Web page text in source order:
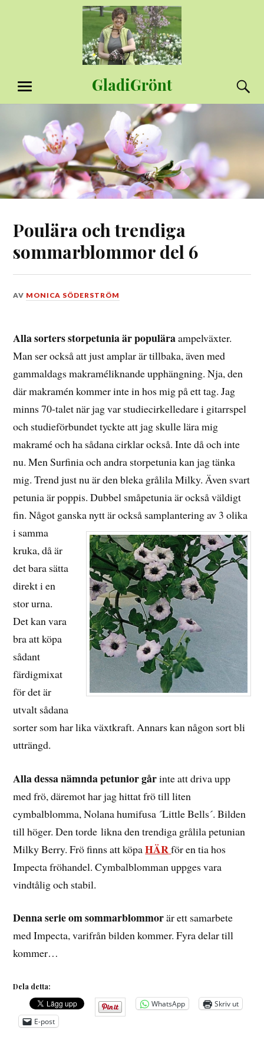
GladiGrönt
MENY
Poulära och trendiga
sommarblommor del 6
DEN
2015
AV MONICA SÖDERSTRÖM
Alla sorters storpetunia är populäraampelväxter.
Man ser också att just amplar är tillbaka, även med
gammaldags makraméliknande upphängning. Nja, den
där makramén kommer inte in hos mig på ett tag. Jag
minns 70-talet när jag var studiecirkelledare i gitarrspel
och studieförbundet tyckte att jag skulle lära mig
makramé och ha sådana cirklar också. Inte då och inte
nu. Men Surfinia och andra storpetunia kan jag tänka
mig. Trend just nu är den bleka grålila Milky. Även svart
petunia är poppis. Dubbel småpetunia är också väldigt
fin. Något ganska nytt är också samplantering av 3 olika
i samma
kruka, då är
det bara sätta
direkt i en
stor urna.
Det kan vara
bra att köpa
sådant
färdigmixat
för det är
utvalt sådana
sorter som har lika växtkraft. Annars kan någon sort bli
utträngd.
Alla dessa nämnda petunior gårinte att driva upp
med frö, däremot har jag hittat frö till liten
cymbalblomma, Nolana humifusa ´Little Bells´. Bilden
till höger. Den torde likna den trendiga grålila petunian
Milky Berry. Frö finns att köpaHÄRför en tia hos
Impecta fröhandel. Cymbalblomman uppges vara
vindtålig och stabil.
Denna serie om sommarblommorär ett samarbete
med Impecta, varifrån bilden kommer. Fyra delar till
kommer…
Dela detta:
WhatsApp
Skriv ut
E-post